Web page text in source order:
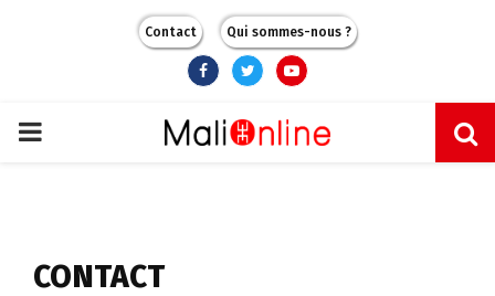
Contact Qui sommes-nous ?
FacebookTwitterYoutube
PRIMARY
CONTACT